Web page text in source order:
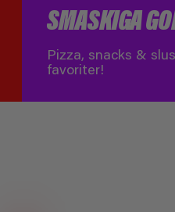
SMASKIGA
Pizza, snacks &
favoriter!